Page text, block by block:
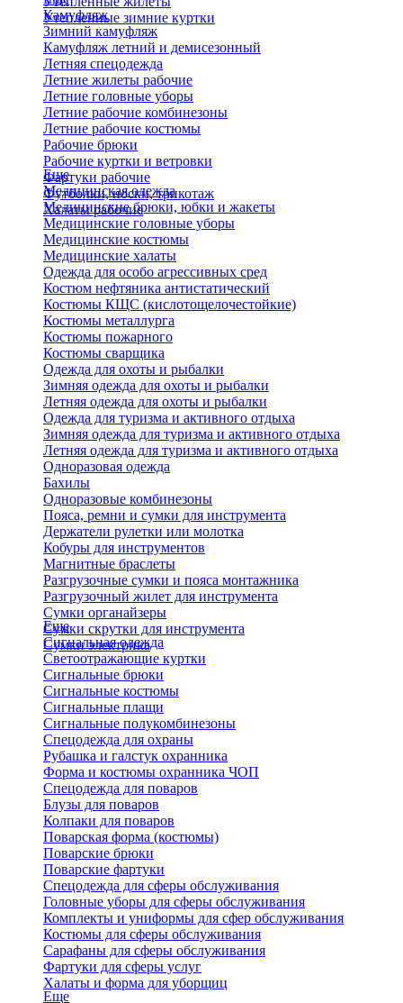
Утепленные зимние куртки
Камуфляж
Зимний камуфляж
Камуфляж летний и демисезонный
Летняя спецодежда
Летние жилеты рабочие
Летние головные уборы
Летние рабочие комбинезоны
Летние рабочие костюмы
Рабочие брюки
Рабочие куртки и ветровки
Фартуки рабочие
Футболки, носки, трикотаж
Халаты рабочие
Еще
Медицинская одежда
Медицинские брюки, юбки и жакеты
Медицинские головные уборы
Медицинские костюмы
Медицинские халаты
Одежда для особо агрессивных сред
Костюм нефтяника антистатический
Костюмы КЩС (кислотощелочестойкие)
Костюмы металлурга
Костюмы пожарного
Костюмы сварщика
Одежда для охоты и рыбалки
Зимняя одежда для охоты и рыбалки
Летняя одежда для охоты и рыбалки
Одежда для туризма и активного отдыха
Зимняя одежда для туризма и активного отдыха
Летняя одежда для туризма и активного отдыха
Одноразовая одежда
Бахилы
Одноразовые комбинезоны
Пояса, ремни и сумки для инструмента
Держатели рулетки или молотка
Кобуры для инструментов
Магнитные браслеты
Разгрузочные сумки и пояса монтажника
Разгрузочный жилет для инструмента
Сумки органайзеры
Сумки скрутки для инструмента
Сумки электрика
Еще
Сигнальная одежда
Светоотражающие куртки
Сигнальные брюки
Сигнальные костюмы
Сигнальные плащи
Сигнальные полукомбинезоны
Спецодежда для охраны
Рубашка и галстук охранника
Форма и костюмы охранника ЧОП
Спецодежда для поваров
Блузы для поваров
Колпаки для поваров
Поварская форма (костюмы)
Поварские брюки
Поварские фартуки
Спецодежда для сферы обслуживания
Головные уборы для сферы обслуживания
Комплекты и униформы для сфер обслуживания
Костюмы для сферы обслуживания
Сарафаны для сферы обслуживания
Фартуки для сферы услуг
Халаты и форма для уборщиц
Еще